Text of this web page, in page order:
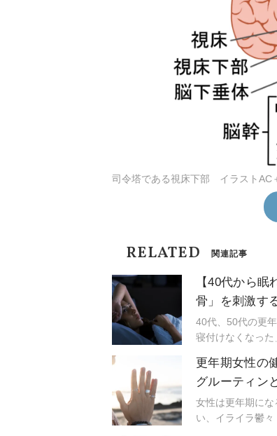
司令塔である視床下部 イラストAC
RELATED 関連記事
【40代から
骨」を刺激す
40代、50代の更
寝付けなくなった
お尻の骨「仙骨
更年期女性の
グルーティン
女性は更年期に
い、イライラ鬱